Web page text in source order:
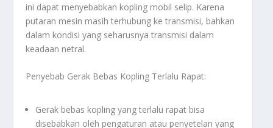
ini dapat menyebabkan kopling mobil selip. Karena
putaran mesin masih terhubung ke transmisi, bahkan
dalam kondisi yang seharusnya transmisi dalam
keadaan netral.
Penyebab Gerak Bebas Kopling Terlalu Rapat:
Gerak bebas kopling yang terlalu rapat bisa
disebabkan oleh pengaturan atau penyetelan yang